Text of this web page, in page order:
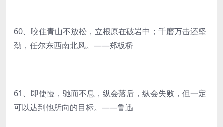
60、咬住青山不放松，立根原在破岩中；千磨万击还坚
劲，任尔东西南北风。——郑板桥
61、即使慢，驰而不息，纵会落后，纵会失败，但一定
可以达到他所向的目标。——鲁迅